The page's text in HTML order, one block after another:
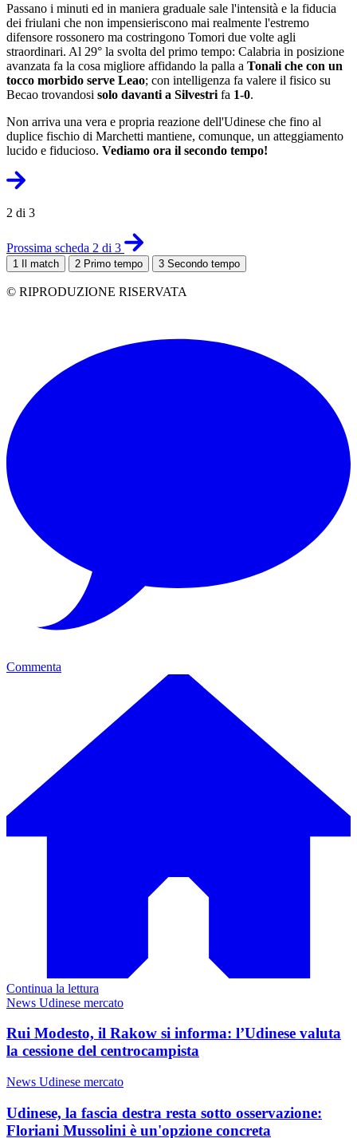
Passano i minuti ed in maniera graduale sale l'intensità e la fiducia
dei friulani che non impensieriscono mai realmente l'estremo
difensore rossonero ma costringono Tomori due volte agli
straordinari. Al 29° la svolta del primo tempo: Calabria in posizione
avanzata fa la cosa migliore affidando la palla a Tonali che con un
tocco morbido serve Leao; con intelligenza fa valere il fisico su
Becao trovandosi solo davanti a Silvestri fa 1-0.
Non arriva una vera e propria reazione dell'Udinese che fino al
duplice fischio di Marchetti mantiene, comunque, un atteggiamento
lucido e fiducioso. Vediamo ora il secondo tempo!
2 di 3
Prossima scheda 2 di 3
1 Il match 2 Primo tempo 3 Secondo tempo
© RIPRODUZIONE RISERVATA
Commenta
Continua la lettura
News Udinese mercato
Rui Modesto, il Rakow si informa: l’Udinese valuta
la cessione del centrocampista
News Udinese mercato
Udinese, la fascia destra resta sotto osservazione:
Floriani Mussolini è un'opzione concreta